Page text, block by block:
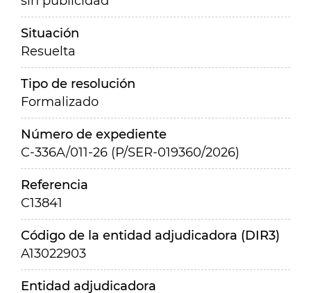
Situación
Resuelta
Tipo de resolución
Formalizado
Número de expediente
C-336A/011-26 (P/SER-019360/2026)
Referencia
C13841
Código de la entidad adjudicadora (DIR3)
A13022903
Entidad adjudicadora